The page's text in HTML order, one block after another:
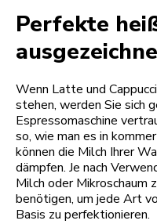
Perfekte
Wenn Latte und
stehen, werden Sie sich
Espressomaschine
so, wie man es in
können die Milch Ihrer
dämpfen. Je nach
Milch oder Mikroschaum
benötigen, um jede Art
Basis zu perfektionieren.